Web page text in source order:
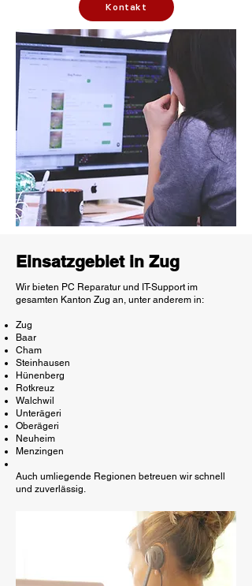
Kontakt
Einsatzgebiet in Zug
Wir bieten PC Reparatur und IT-Support im
gesamten Kanton Zug an, unter anderem in:
Zug
Baar
Cham
Steinhausen
Hünenberg
Rotkreuz
Walchwil
Unterägeri
Oberägeri
Neuheim
Menzingen
Auch umliegende Regionen betreuen wir schnell
und zuverlässig.